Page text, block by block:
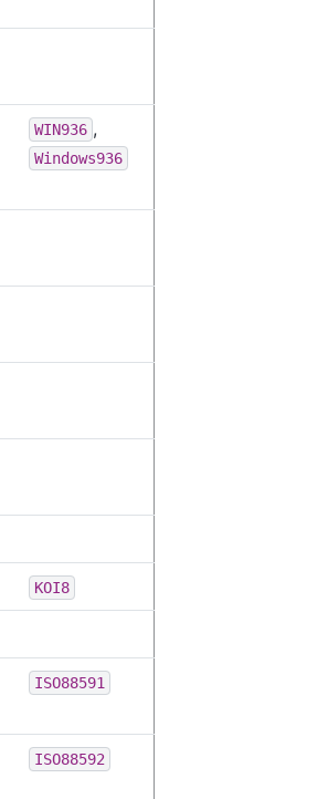
WIN936 ,
Windows936
KOI8
ISO88591
ISO88592